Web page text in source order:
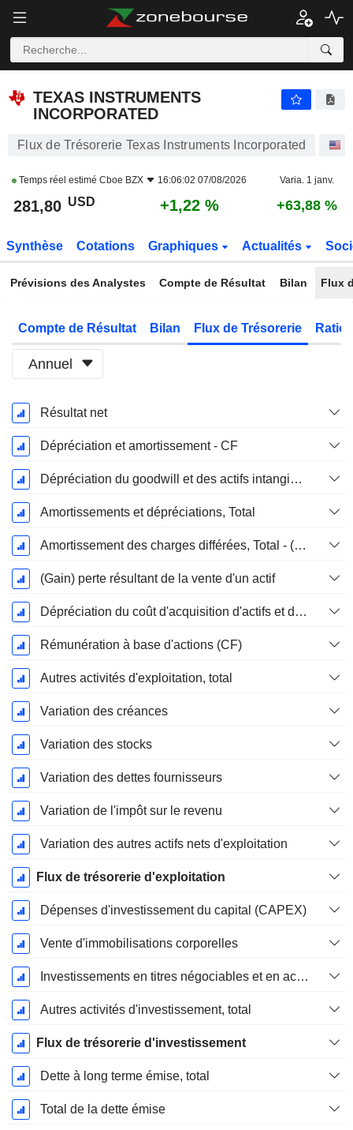
TEXAS INSTRUMENTS
INCORPORATED
Flux de Trésorerie Texas Instruments Incorporated
Temps réel estimé Cboe BZX 16:06:02 07/08/2026 Varia. 1 janv.
281,80 USD +1,22 % +63,88 %
Synthèse Cotations Graphiques Actualités
Prévisions des Analystes Compte de Résultat Bilan Flux
Compte de Résultat Bilan Flux de Trésorerie
Annuel
Période
Fiscale:
Décembre
Résultat net
Dépréciation et amortissement - CF
Dépréciation du goodwill et des actifs intangibles
Amortissements et dépréciations, Total
Amortissement des charges différées, Total - (CF)
(Gain) perte résultant de la vente d'un actif
Dépréciation du coût d'acquisition d'actifs et dépenses de restructuration
Rémunération à base d'actions (CF)
Autres activités d'exploitation, total
Variation des créances
Variation des stocks
Variation des dettes fournisseurs
Variation de l'impôt sur le revenu
Variation des autres actifs nets d'exploitation
Flux de trésorerie d'exploitation
Dépenses d'investissement du capital (CAPEX)
Vente d'immobilisations corporelles
Investissements en titres négociables et en actions, total
Autres activités d'investissement, total
Flux de trésorerie d'investissement
Dette à long terme émise, total
Total de la dette émise